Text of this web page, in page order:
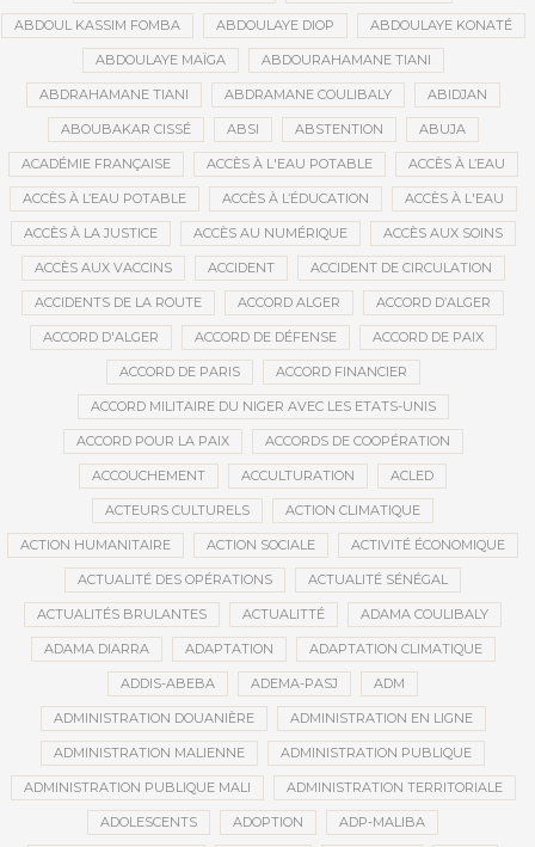
ABDOUL KASSIM FOMBA ABDOULAYE DIOP ABDOULAYE KONATÉ
ABDOULAYE MAÏGA ABDOURAHAMANE TIANI
ABDRAHAMANE TIANI ABDRAMANE COULIBALY ABIDJAN
ABOUBAKAR CISSÉ ABSI ABSTENTION ABUJA
ACADÉMIE FRANÇAISE ACCÈS À L'EAU POTABLE ACCÈS À L’EAU
ACCÈS À L’EAU POTABLE ACCÈS À L’ÉDUCATION ACCÈS À L'EAU
ACCÈS À LA JUSTICE ACCÈS AU NUMÉRIQUE ACCÈS AUX SOINS
ACCÈS AUX VACCINS ACCIDENT ACCIDENT DE CIRCULATION
ACCIDENTS DE LA ROUTE ACCORD ALGER ACCORD D’ALGER
ACCORD D'ALGER ACCORD DE DÉFENSE ACCORD DE PAIX
ACCORD DE PARIS ACCORD FINANCIER
ACCORD MILITAIRE DU NIGER AVEC LES ETATS-UNIS
ACCORD POUR LA PAIX ACCORDS DE COOPÉRATION
ACCOUCHEMENT ACCULTURATION ACLED
ACTEURS CULTURELS ACTION CLIMATIQUE
ACTION HUMANITAIRE ACTION SOCIALE ACTIVITÉ ÉCONOMIQUE
ACTUALITÉ DES OPÉRATIONS ACTUALITÉ SÉNÉGAL
ACTUALITÉS BRULANTES ACTUALITTÉ ADAMA COULIBALY
ADAMA DIARRA ADAPTATION ADAPTATION CLIMATIQUE
ADDIS-ABEBA ADEMA-PASJ ADM
ADMINISTRATION DOUANIÈRE ADMINISTRATION EN LIGNE
ADMINISTRATION MALIENNE ADMINISTRATION PUBLIQUE
ADMINISTRATION PUBLIQUE MALI ADMINISTRATION TERRITORIALE
ADOLESCENTS ADOPTION ADP-MALIBA